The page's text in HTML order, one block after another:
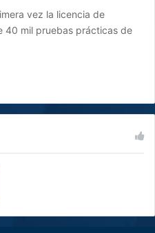
vez la licencia de
40 mil pruebas prácticas de